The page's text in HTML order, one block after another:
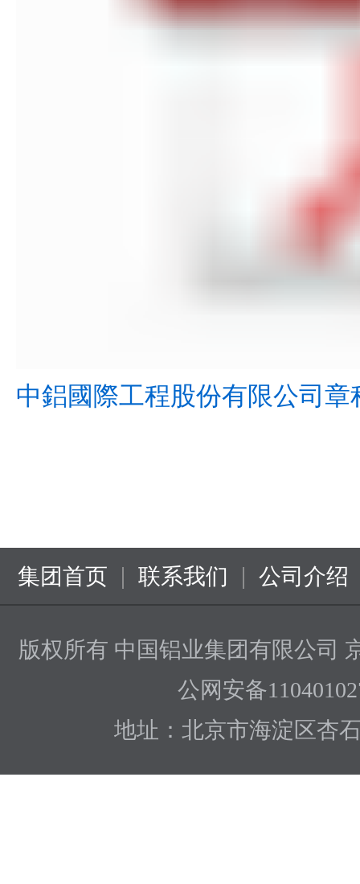
中鋁國際工程股份有限公司章
集团首页 | 联系我们 | 公司介绍
版权所有 中国铝业集团有限公司
公网安备
地址：北京市海淀区杏